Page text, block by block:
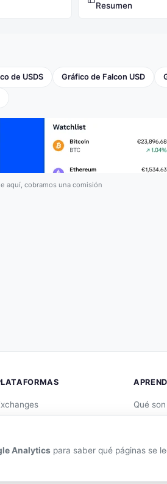
Resumen
de USDS Gráfico de Falcon USD
aquí, cobramos una comisión
Comisiones
Qué
Analytics para saber qué páginas se